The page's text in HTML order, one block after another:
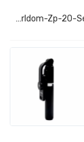
Earldom-Zp-20-Selfie-Stick-Black